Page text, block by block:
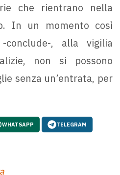
che rientrano nella
In un momento così
conclude-, alla vigilia
non si possono
senza un’entrata, per
WHATSAPP TELEGRAM